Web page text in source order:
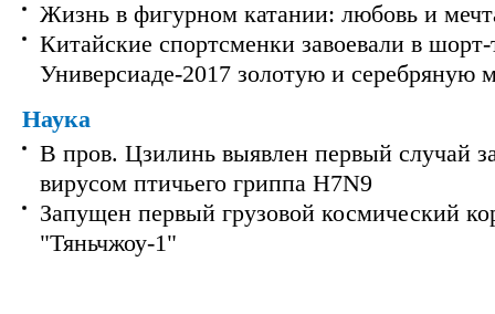
Жизнь в фигурном катании: любовь и
Китайские спортсменки завоевали в шорт-
Универсиаде-2017 золотую и серебряную
Наука
В пров. Цзилинь выявлен первый случай
вирусом птичьего гриппа H7N9
Запущен первый грузовой космический
"Тяньчжоу-1"